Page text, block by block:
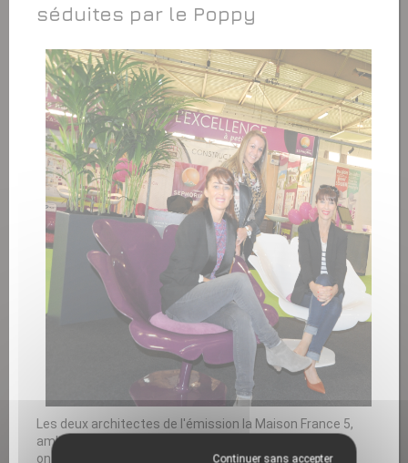
séduites par le Poppy
Les deux architectes de l'émission la Maison France 5,
ambassadrices de cette édition du salon Habitat & Co
ont eu le plaisir de tester les
fauteuils Poppy. Gaëlle